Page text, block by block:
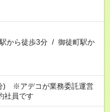
から徒歩3分 / 御徒町駅か
) ※アデコが業務委託運営
社員です